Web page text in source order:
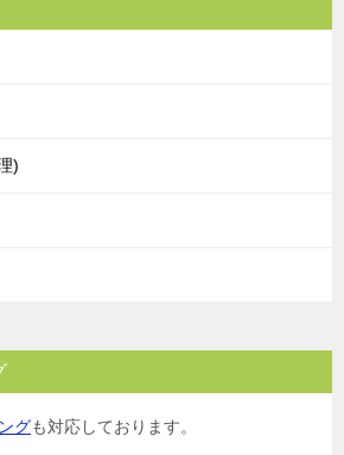
)
グも対応しております。